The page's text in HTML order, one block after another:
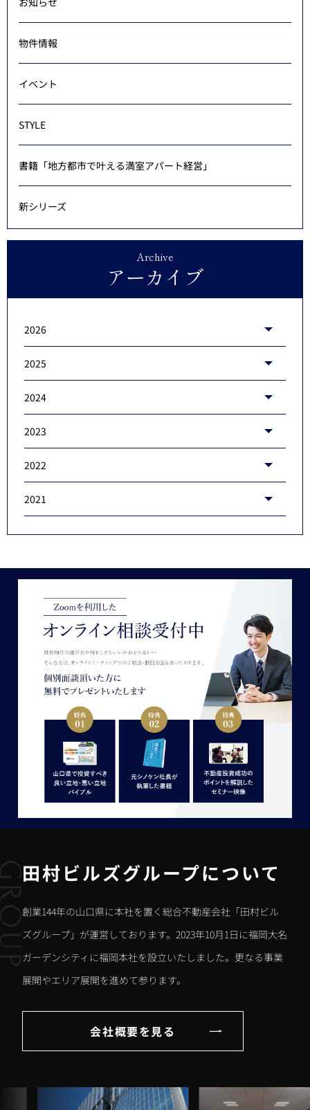
物件情報
イベント
STYLE
書籍「地方都市で叶える満室アパート経営」
新シリーズ
Archive
アーカイブ
2026
2025
2024
2023
2022
2021
田村ビルズグループについて
創業144年の山口県に本社を置く総合不動産会社「田村ビル
ズグループ」が運営しております。2023年10月1日に福岡大名
ガーデンシティに福岡本社を設立いたしました。更なる事業
展開やエリア展開を進めて参ります。
会社概要を見る